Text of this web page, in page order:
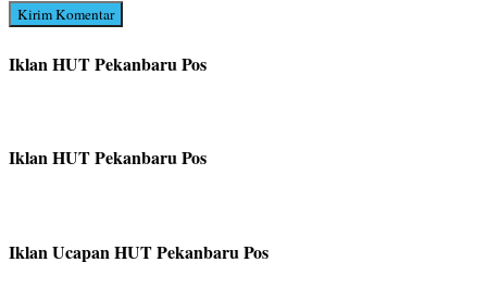
Iklan HUT Pekanbaru Pos
Iklan HUT Pekanbaru Pos
Iklan Ucapan HUT Pekanbaru Pos